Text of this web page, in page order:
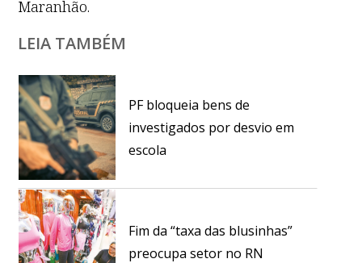
Maranhão.
LEIA TAMBÉM
PF bloqueia bens de
investigados por desvio em
escola
Fim da “taxa das blusinhas”
preocupa setor no RN